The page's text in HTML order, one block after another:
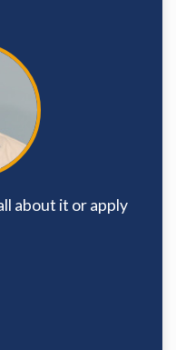
about it or apply